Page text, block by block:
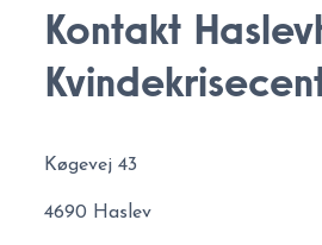
Kontakt
Køgevej 43
4690 Haslev